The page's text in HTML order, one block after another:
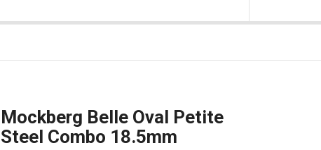
Mockberg Belle Oval Petite
Steel Combo 18.5mm